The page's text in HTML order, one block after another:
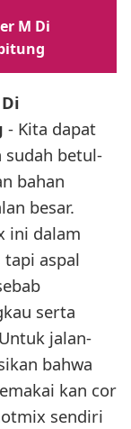
M Di
- Kita dapat
sudah betul-
bahan
besar.
ini dalam
tapi aspal
serta
jalan-
bahwa
kan cor
sendiri